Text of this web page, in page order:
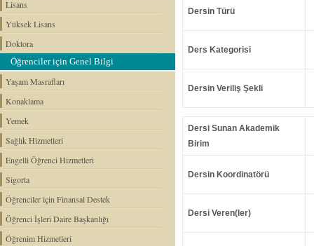
Lisans
Yüksek Lisans
Doktora
Öğrenciler için Genel Bilgi
Yaşam Masrafları
Konaklama
Yemek
Sağlık Hizmetleri
Engelli Öğrenci Hizmetleri
Sigorta
Öğrenciler için Finansal Destek
Öğrenci İşleri Daire Başkanlığı
Öğrenim Hizmetleri
Dersin Türü
Ders Kategorisi
Dersin Veriliş Şekli
Dersi Sunan Akademik
Birim
Dersin Koordinatörü
Dersi Veren(ler)